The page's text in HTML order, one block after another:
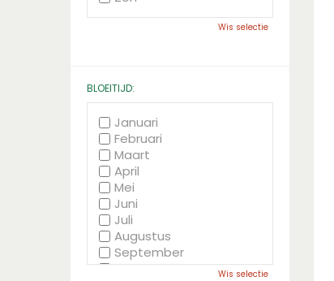
Wis selectie
BLOEITIJD:
Januari
Februari
Maart
April
Mei
Juni
Juli
Augustus
September
Oktober
Wis selectie